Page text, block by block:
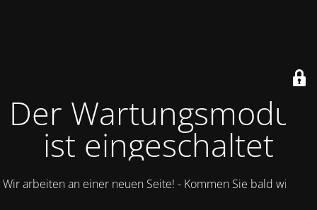
Der Wartungsmodus
ist eingeschaltet
Wir arbeiten an einer neuen Seite! - Kommen Sie bald wieder.